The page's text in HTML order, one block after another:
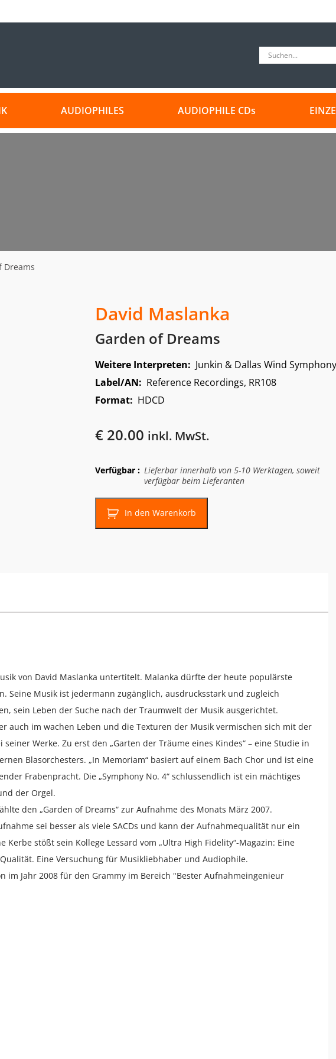
AUDIOPHILES AUDIOPHILE CDs
Dreams
David Maslanka
Garden of Dreams
Weitere Interpreten: Junkin & Dallas Wind Symphony
Label/AN: Reference Recordings, RR108
Format: HDCD
€20.00 inkl. MwSt.
Verfügbar : Lieferbar innerhalb von 5-10 Werktagen, soweit
verfügbar beim Lieferanten
In den Warenkorb
von David Maslanka untertitelt. Malanka dürfte der heute populärste
Seine Musik ist jedermann zugänglich, ausdrucksstark und zugleich
sein Leben der Suche nach der Traumwelt der Musik ausgerichtet.
auch im wachen Leben und die Texturen der Musik vermischen sich mit der
Werke. Zu erst den „Garten der Träume eines Kindes“ – eine Studie in
Blasorchesters. „In Memoriam“ basiert auf einem Bach Chor und ist eine
Frabenpracht. Die „Symphony No. 4“ schlussendlich ist ein mächtiges
der Orgel.
den „Garden of Dreams“ zur Aufnahme des Monats März 2007.
sei besser als viele SACDs und kann der Aufnahmequalität nur ein
Kerbe stößt sein Kollege Lessard vom „Ultra High Fidelity“-Magazin: Eine
Eine Versuchung für Musikliebhaber und Audiophile.
im Jahr 2008 für den Grammy im Bereich "Bester Aufnahmeingenieur